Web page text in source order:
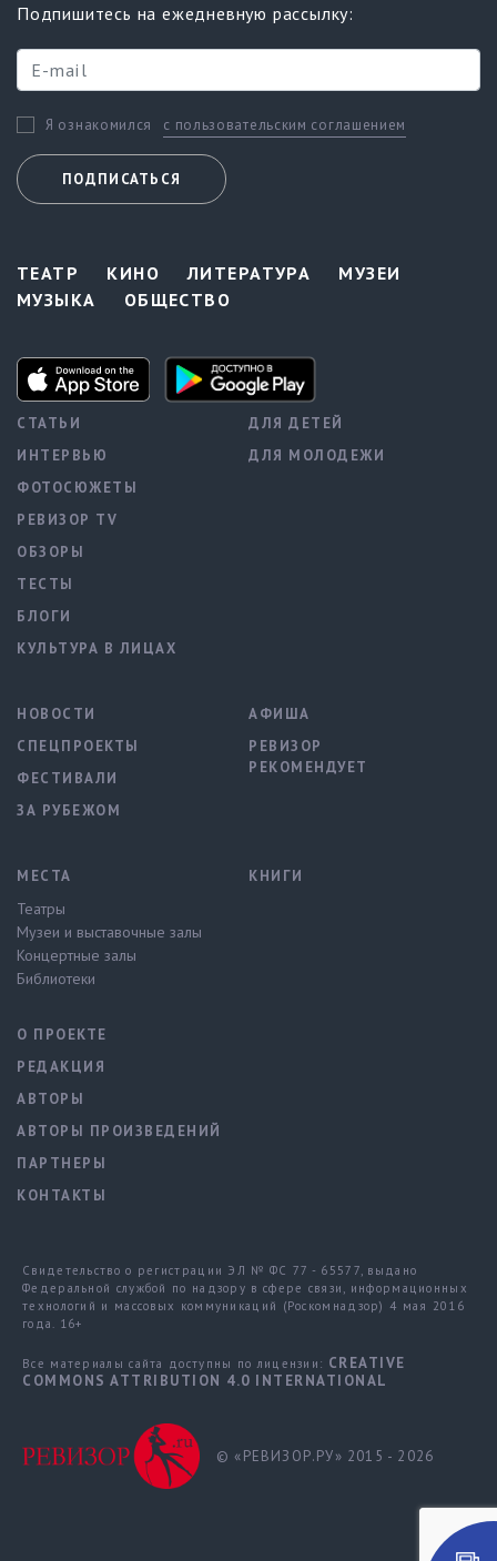
Подпишитесь на ежедневную рассылку:
Я ознакомился с пользовательским соглашением
ПОДПИСАТЬСЯ
ТЕАТР КИНО ЛИТЕРАТУРА
МУЗЕИ
МУЗЫКА
ОБЩЕСТВО
СТАТЬИ
ИНТЕРВЬЮ
ФОТОСЮЖЕТЫ
РЕВИЗОР TV
ОБЗОРЫ
ТЕСТЫ
БЛОГИ
КУЛЬТУРА В ЛИЦАХ
ДЛЯ ДЕТЕЙ
ДЛЯ МОЛОДЕЖИ
НОВОСТИ
СПЕЦПРОЕКТЫ
ФЕСТИВАЛИ
ЗА РУБЕЖОМ
АФИША
РЕВИЗОР
РЕКОМЕНДУЕТ
МЕСТА
Театры
Музеи и выставочные залы
Концертные залы
Библиотеки
КНИГИ
О ПРОЕКТЕ
РЕДАКЦИЯ
АВТОРЫ
АВТОРЫ ПРОИЗВЕДЕНИЙ
ПАРТНЕРЫ
КОНТАКТЫ
Свидетельство о регистрации ЭЛ № ФС 77 - 65577, выдано
Федеральной службой по надзору в сфере связи, информационных
технологий и массовых коммуникаций (Роскомнадзор) 4 мая 2016
года. 16+
Все материалы сайта доступны по лицензии: CREATIVE
COMMONS ATTRIBUTION 4.0 INTERNATIONAL
© «РЕВИЗОР.РУ» 2015 - 2026